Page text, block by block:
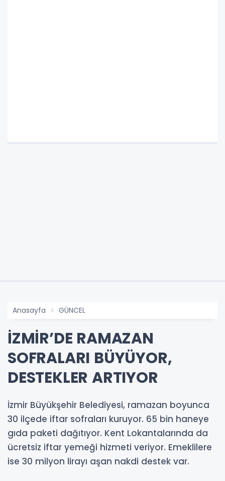
Anasayfa GÜNCEL
İZMİR’DE RAMAZAN
SOFRALARI BÜYÜYOR,
DESTEKLER ARTIYOR
İzmir Büyükşehir Belediyesi, ramazan boyunca
30 ilçede iftar sofraları kuruyor. 65 bin haneye
gıda paketi dağıtıyor. Kent Lokantalarında da
ücretsiz iftar yemeği hizmeti veriyor. Emeklilere
ise 30 milyon lirayı aşan nakdi destek var.